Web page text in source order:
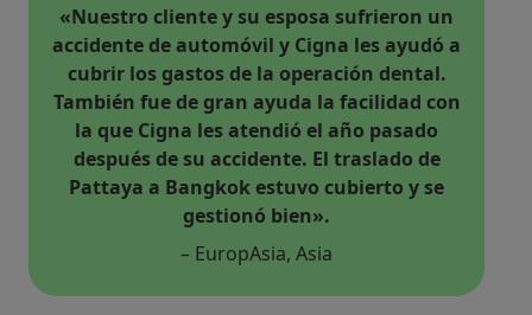
«Seguimos renovando nuestro contrato
con Cigna por su inquebrantable
compromiso con la calidad de la atención y
la satisfacción del cliente. Es reconfortante
trabajar con una compañía de seguros que
no solo ofrece una cobertura completa, sino
que además anima de manera activa a los
clientes a utilizar sus pólizas y buscar el
tratamiento que necesitan. Este enfoque en
la prevención y la atención proactiva es
algo que valoramos enormemente, ya que